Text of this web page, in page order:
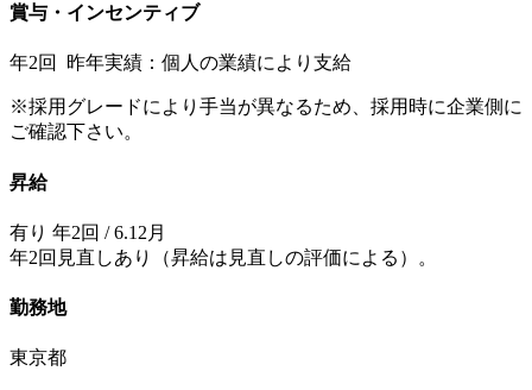
賞与・インセンティブ
年2回 昨年実績：個人の業績により支給
※採用グレードにより手当が異なるため、採用時に企業側に
ご確認下さい。
昇給
有り 年2回 / 6.12月
年2回見直しあり（昇給は見直しの評価による）。
勤務地
東京都